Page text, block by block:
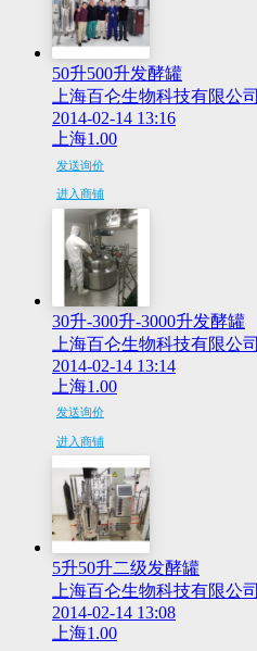
50升500升发酵罐
上海百仑生物科技有限公司
2014-02-14 13:16
上海1.00
发送询价
进入商铺
30升-300升-3000升发酵罐
上海百仑生物科技有限公司
2014-02-14 13:14
上海1.00
发送询价
进入商铺
5升50升二级发酵罐
上海百仑生物科技有限公司
2014-02-14 13:08
上海1.00